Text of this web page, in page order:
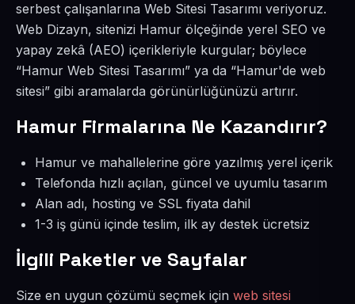
serbest çalışanlarına Web Sitesi Tasarımı veriyoruz.
Web Dizayn, sitenizi Hamur ölçeğinde yerel SEO ve
yapay zekâ (AEO) içerikleriyle kurgular; böylece
“Hamur Web Sitesi Tasarımı” ya da “Hamur'de web
sitesi” gibi aramalarda görünürlüğünüzü artırır.
Hamur Firmalarına Ne Kazandırır?
Hamur ve mahallelerine göre yazılmış yerel içerik
Telefonda hızlı açılan, güncel ve uyumlu tasarım
Alan adı, hosting ve SSL fiyata dahil
1-3 iş günü içinde teslim, ilk ay destek ücretsiz
İlgili Paketler ve Sayfalar
Size en uygun çözümü seçmek için web sitesi